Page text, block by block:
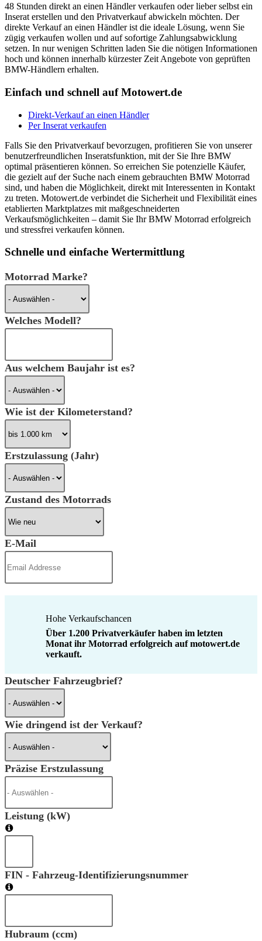
48 Stunden direkt an einen Händler verkaufen oder lieber selbst ein
Inserat erstellen und den Privatverkauf abwickeln möchten. Der
direkte Verkauf an einen Händler ist die ideale Lösung, wenn Sie
zügig verkaufen wollen und auf sofortige Zahlungsabwicklung
setzen. In nur wenigen Schritten laden Sie die nötigen Informationen
hoch und können innerhalb kürzester Zeit Angebote von geprüften
BMW-Händlern erhalten.
Einfach und schnell auf Motowert.de
Direkt-Verkauf an einen Händler
Per Inserat verkaufen
Falls Sie den Privatverkauf bevorzugen, profitieren Sie von unserer
benutzerfreundlichen Inseratsfunktion, mit der Sie Ihre BMW
optimal präsentieren können. So erreichen Sie potenzielle Käufer,
die gezielt auf der Suche nach einem gebrauchten BMW Motorrad
sind, und haben die Möglichkeit, direkt mit Interessenten in Kontakt
zu treten. Motowert.de verbindet die Sicherheit und Flexibilität eines
etablierten Marktplatzes mit maßgeschneiderten
Verkaufsmöglichkeiten – damit Sie Ihr BMW Motorrad erfolgreich
und stressfrei verkaufen können.
Schnelle und einfache Wertermittlung
Motorrad Marke?
Welches Modell?
Aus welchem Baujahr ist es?
Wie ist der Kilometerstand?
Erstzulassung (Jahr)
Zustand des Motorrads
E-Mail
Hohe Verkaufschancen
Über 1.200 Privatverkäufer haben im letzten
Monat ihr Motorrad erfolgreich auf motowert.de
verkauft.
Deutscher Fahrzeugbrief?
Wie dringend ist der Verkauf?
Präzise Erstzulassung
Leistung (kW)
FIN - Fahrzeug-Identifizierungsnummer
Hubraum (ccm)